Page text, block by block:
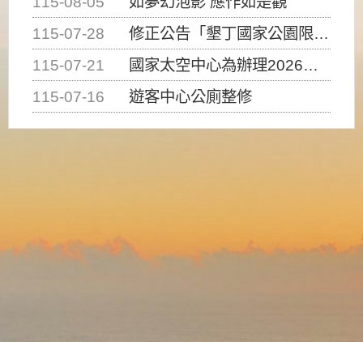
115-07-28
修正公告「墾丁國家公園限制水域遊憩活動之種類、範圍、時間及行為」，自即日生效。
115-07-21
國家太空中心為辦理2026台灣盃火箭競賽，陸、海、空域警戒及協調相關事宜，因颱風備案事宜
115-07-16
遊客中心公廁整修